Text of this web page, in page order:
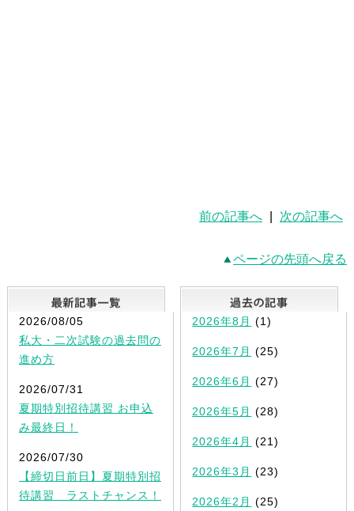
前の記事へ 次の記事へ
ページの先頭へ戻る
最新記事一覧
2026/08/05
私大・二次試験の過去問の
進め方
2026/07/31
夏期特別招待講習 お申込
み最終日！
2026/07/30
【締切日前日】夏期特別招
待講習 ラストチャンス！
2026年8月 (1)
2026年7月 (25)
2026年6月 (27)
2026年5月 (28)
2026年4月 (21)
2026年3月 (23)
2026年2月 (25)